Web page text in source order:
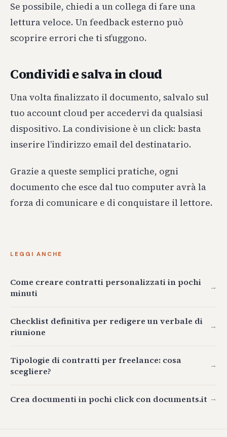
Se possibile, chiedi a un collega di fare una
lettura veloce. Un feedback esterno può
scoprire errori che ti sfuggono.
Condividi e salva in cloud
Una volta finalizzato il documento, salvalo sul
tuo account cloud per accedervi da qualsiasi
dispositivo. La condivisione è un click: basta
inserire l’indirizzo email del destinatario.
Grazie a queste semplici pratiche, ogni
documento che esce dal tuo computer avrà la
forza di comunicare e di conquistare il lettore.
LEGGI ANCHE
Come creare contratti personalizzati in pochi
minuti
→
Checklist definitiva per redigere un verbale di
riunione
→
Tipologie di contratti per freelance: cosa
scegliere?
→
Crea documenti in pochi click con documents.it →